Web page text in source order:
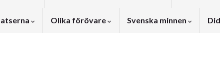
Olika förövare Svenska minnen